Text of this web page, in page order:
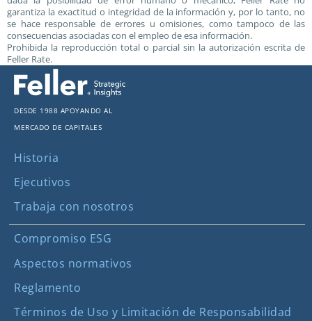
garantiza la exactitud o integridad de la información y, por lo tanto, no
se hace responsable de errores u omisiones, como tampoco de las
consecuencias asociadas con el empleo de esa información.
Prohibida la reproducción total o parcial sin la autorización escrita de
Feller Rate.
Desde 1988 apoyando al
mercado de capitales
Historia
Ejecutivos
Trabaja con nosotros
Compromiso ESG
Aspectos normativos
Reglamento
Términos de Uso y Limitación de Responsabilidad